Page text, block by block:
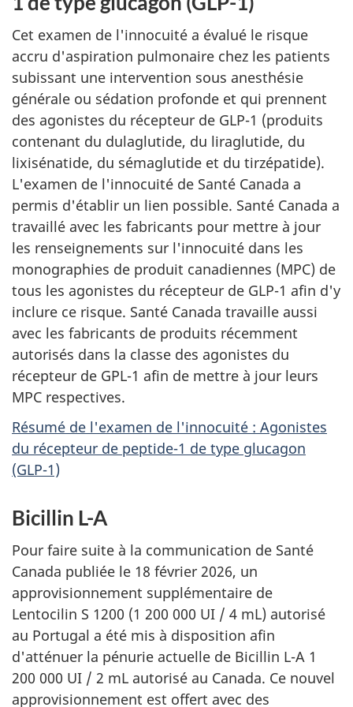
Cet examen de l'innocuité a évalué le risque
accru d'aspiration pulmonaire chez les patients
subissant une intervention sous anesthésie
générale ou sédation profonde et qui prennent
des agonistes du récepteur de GLP-1 (produits
contenant du dulaglutide, du liraglutide, du
lixisénatide, du sémaglutide et du tirzépatide).
L'examen de l'innocuité de Santé Canada a
permis d'établir un lien possible. Santé Canada a
travaillé avec les fabricants pour mettre à jour
les renseignements sur l'innocuité dans les
monographies de produit canadiennes (MPC) de
tous les agonistes du récepteur de GLP-1 afin d'y
inclure ce risque. Santé Canada travaille aussi
avec les fabricants de produits récemment
autorisés dans la classe des agonistes du
récepteur de GPL-1 afin de mettre à jour leurs
MPC respectives.
Résumé de l'examen de l'innocuité : Agonistes
du récepteur de peptide-1 de type glucagon
(GLP-1)
Bicillin L-A
Pour faire suite à la communication de Santé
Canada publiée le 18 février 2026, un
approvisionnement supplémentaire de
Lentocilin S 1200 (1 200 000 UI / 4 mL) autorisé
au Portugal a été mis à disposition afin
d'atténuer la pénurie actuelle de Bicillin L-A 1
200 000 UI / 2 mL autorisé au Canada. Ce nouvel
approvisionnement est offert avec des